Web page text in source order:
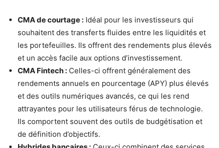
CMA de courtage : Idéal pour les investisseurs qui
souhaitent des transferts fluides entre les liquidités et
les portefeuilles. Ils offrent des rendements plus élevés
et un accès facile aux options d’investissement.
CMA Fintech : Celles-ci offrent généralement des
rendements annuels en pourcentage (APY) plus élevés
et des outils numériques avancés, ce qui les rend
attrayantes pour les utilisateurs férus de technologie.
Ils comportent souvent des outils de budgétisation et
de définition d’objectifs.